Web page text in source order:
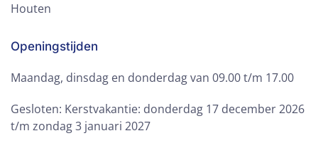
Houten
Openingstijden
Maandag, dinsdag en donderdag van 09.00 t/m 17.00
Gesloten: Kerstvakantie: donderdag 17 december 2026
t/m zondag 3 januari 2027